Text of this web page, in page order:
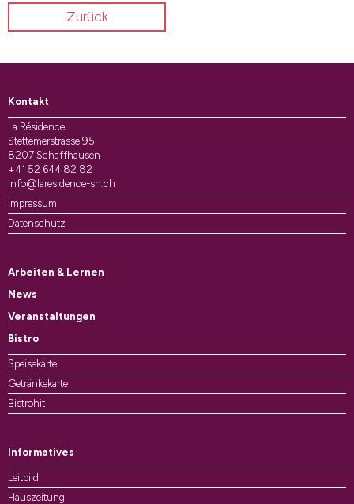
Zurück
Kontakt
La Résidence
Stettemerstrasse 95
8207 Schaffhausen
+41 52 644 82 82
info@laresidence-sh.ch
Impressum
Datenschutz
Arbeiten & Lernen
News
Veranstaltungen
Bistro
Speisekarte
Getränkekarte
Bistrohit
Informatives
Leitbild
Hauszeitung